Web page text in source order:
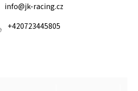
info@jk-racing.cz
+420723445805